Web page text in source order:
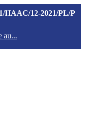
HAAC/12-2021/PL/P
au...